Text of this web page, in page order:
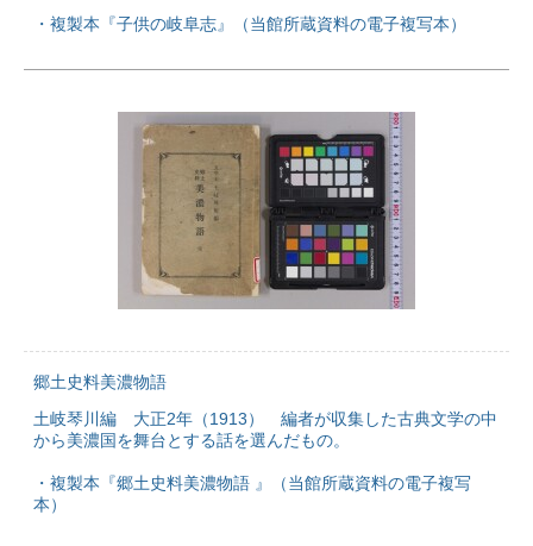
・複製本『子供の岐阜志』（当館所蔵資料の電子複写本）
郷土史料美濃物語
土岐琴川編 大正2年（1913） 編者が収集した古典文学の中
から美濃国を舞台とする話を選んだもの。
・複製本『郷土史料美濃物語 』（当館所蔵資料の電子複写
本）